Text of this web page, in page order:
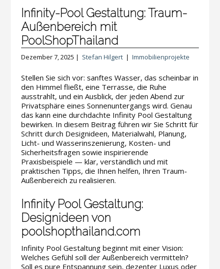
Infinity-Pool Gestaltung: Traum-
Außenbereich mit
PoolShopThailand
Dezember 7, 2025 | Stefan Hilgert| Immobilienprojekte
Stellen Sie sich vor: sanftes Wasser, das scheinbar in
den Himmel fließt, eine Terrasse, die Ruhe
ausstrahlt, und ein Ausblick, der jeden Abend zur
Privatsphäre eines Sonnenuntergangs wird. Genau
das kann eine durchdachte Infinity Pool Gestaltung
bewirken. In diesem Beitrag führen wir Sie Schritt für
Schritt durch Designideen, Materialwahl, Planung,
Licht- und Wasserinszenierung, Kosten- und
Sicherheitsfragen sowie inspirierende
Praxisbeispiele — klar, verständlich und mit
praktischen Tipps, die Ihnen helfen, Ihren Traum-
Außenbereich zu realisieren.
Infinity Pool Gestaltung:
Designideen von
poolshopthailand.com
Infinity Pool Gestaltung beginnt mit einer Vision:
Welches Gefühl soll der Außenbereich vermitteln?
Soll es pure Entspannung sein, dezenter Luxus oder